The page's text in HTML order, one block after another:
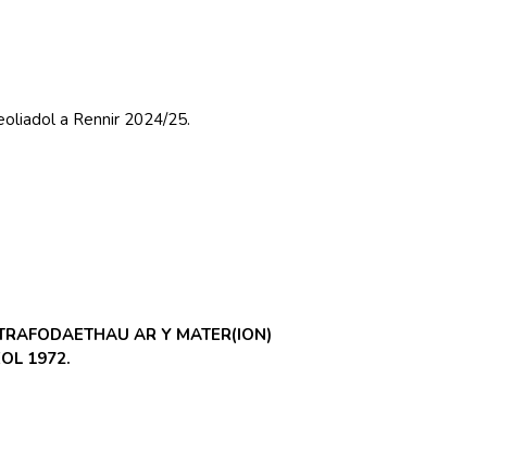
a Rennir 2024/25.
AR Y MATER(ION)
1972.